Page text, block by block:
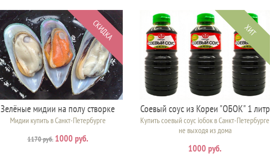
СКИДКА
Зелёные мидии на полу створке
Мидии купить в Санкт-Петербурге
1170 руб. 1000 руб.
ХИТ
Соевый соус из Кореи "ОБОК" 1 литр
Купить соевый соус iобок в Санкт-Петербурге
не выходя из дома
1000 руб.